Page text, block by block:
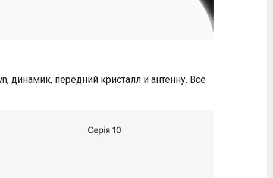
динамик, передний кристалл и антенну. Все